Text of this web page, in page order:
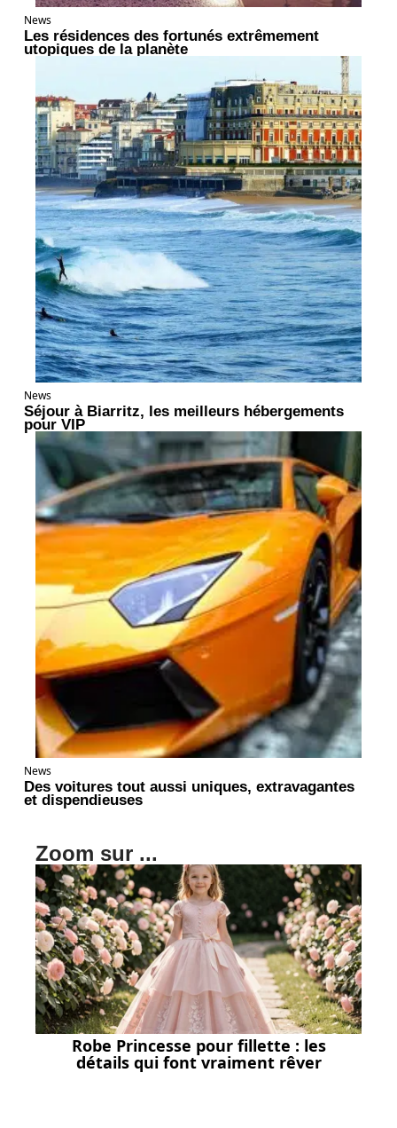
News
Les résidences des fortunés extrêmement
utopiques de la planète
News
Séjour à Biarritz, les meilleurs hébergements
pour VIP
News
Des voitures tout aussi uniques, extravagantes
et dispendieuses
Zoom sur ...
Robe Princesse pour fillette : les
détails qui font vraiment rêver